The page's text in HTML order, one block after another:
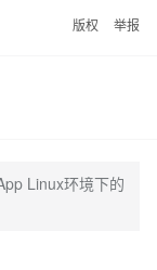
版权 举报
Linux环境下的